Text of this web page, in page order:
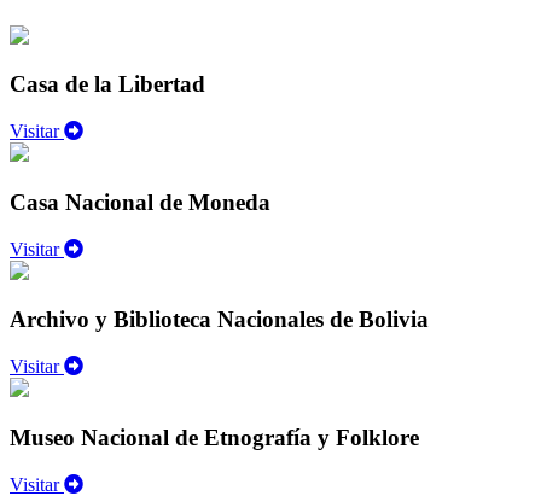
Casa de la Libertad
Visitar
Casa Nacional de Moneda
Visitar
Archivo y Biblioteca Nacionales de Bolivia
Visitar
Museo Nacional de Etnografía y Folklore
Visitar